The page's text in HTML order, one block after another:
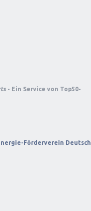
- Ein Service von Top50-